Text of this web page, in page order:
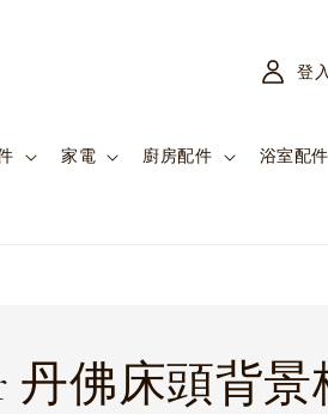
家電 廚房配件 浴室配件
登入
丹佛床頭背景